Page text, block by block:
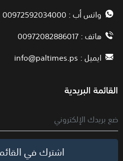
واتس أب : 00972592034000
هاتف : 00972082886017
ايميل :info@paltimes.ps
القائمة البريدية
اشترك في